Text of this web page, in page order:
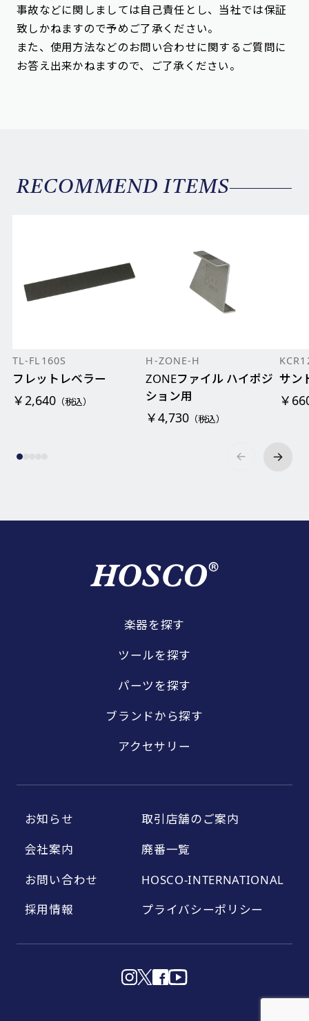
事故などに関しましては自己責任とし、当社では保証
致しかねますので予めご了承ください。
また、使用方法などのお問い合わせに関するご質問に
お答え出来かねますので、ご了承ください。
RECOMMEND ITEMS
TL-FL160S
フレットレベラー
￥2,640（税込）
H-ZONE-H
ZONEファイル ハイポジ
ション用
￥4,730 （税込）
サン
￥
楽器を探す
ツールを探す
パーツを探す
ブランドから探す
アクセサリー
お知らせ
会社案内
お問い合わせ
採用情報
取引店舗のご案内
廃番一覧
HOSCO-INTERNATIONAL
プライバシーポリシー